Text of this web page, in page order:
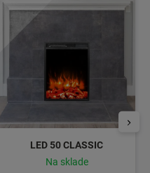
LED 50 CLASSIC
Na sklade